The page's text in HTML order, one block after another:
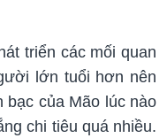
triển các mối quan
lớn tuổi hơn nên
của Mão lúc nào
chi tiêu quá nhiều.